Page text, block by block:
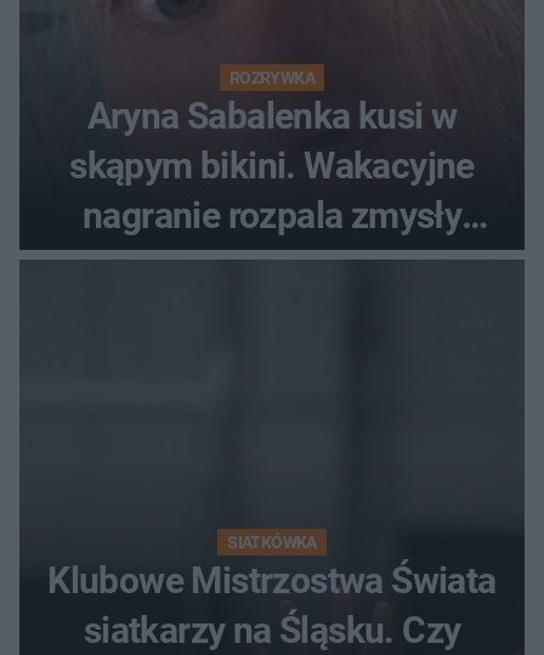
ROZRYWKA
Aryna Sabalenka kusi w
skąpym bikini. Wakacyjne
nagranie rozpala zmysły
fanów
SIATKÓWKA
Klubowe Mistrzostwa Świata
siatkarzy na Śląsku. Czy